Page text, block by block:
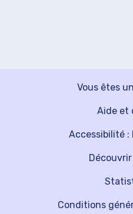
Vous êtes
Aide et
Accessibilité :
Conditions